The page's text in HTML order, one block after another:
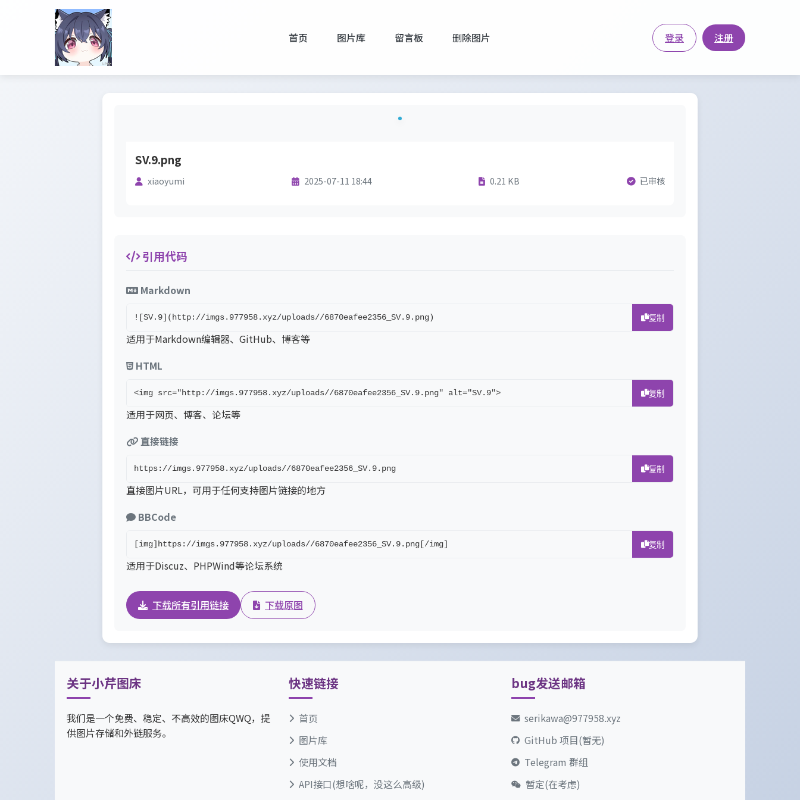
首页 图片库 留言板 删除图片 登录 注册
SV.9.png
xiaoyumi 2025-07-11 18:44 0.21 KB 已审核
引用代码
Markdown
![SV.9](http://imgs.977958.xyz/uploads//6870eafee2356_SV.9.png) 复制
适用于Markdown编辑器、GitHub、博客等
HTML
<img src="http://imgs.977958.xyz/uploads//6870eafee2356_SV.9.png" alt="SV.9"> 复制
适用于网页、博客、论坛等
直接链接
https://imgs.977958.xyz/uploads//6870eafee2356_SV.9.png 复制
直接图片URL，可用于任何支持图片链接的地方
BBCode
[img]https://imgs.977958.xyz/uploads//6870eafee2356_SV.9.png[/img] 复制
适用于Discuz、PHPWind等论坛系统
下载所有引用链接 下载原图
关于小芹图床
我们是一个免费、稳定、不高效的图床QWQ，提
供图片存储和外链服务。
快速链接
首页
图片库
使用文档
API接口(想啥呢，没这么高级)
bug发送邮箱
serikawa@977958.xyz
GitHub 项目(暂无)
Telegram 群组
暂定(在考虑)